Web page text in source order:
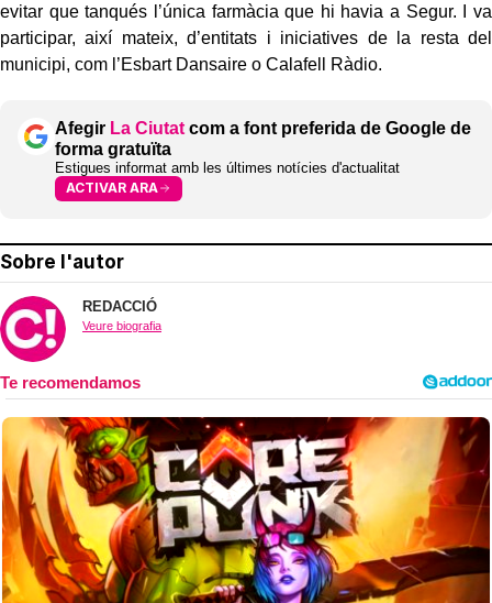
evitar que tanqués l’única farmàcia que hi havia a Segur. I va
participar, així mateix, d’entitats i iniciatives de la resta del
municipi, com l’Esbart Dansaire o Calafell Ràdio.
Afegir La Ciutat com a font preferida de Google de
forma gratuïta
Estigues informat amb les últimes notícies d'actualitat
ACTIVAR ARA
Sobre l'autor
REDACCIÓ
Veure biografia